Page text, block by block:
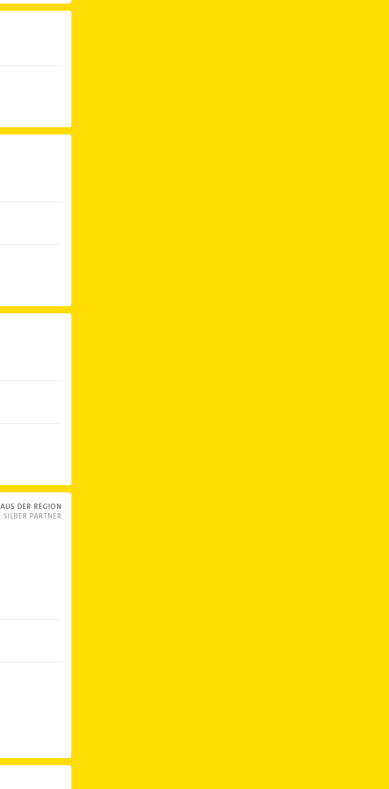
AUS DER REGION
SILBER PARTNER